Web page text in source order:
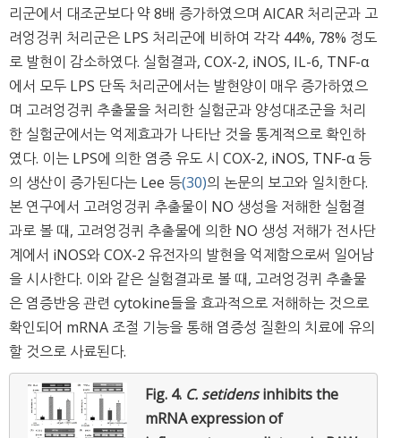
리군에서 대조군보다 약 8배 증가하였으며 AICAR 처리군과 고
려엉겅퀴 처리군은 LPS 처리군에 비하여 각각 44%, 78% 정도
로 발현이 감소하였다. 실험결과, COX-2, iNOS, IL-6, TNF-α
에서 모두 LPS 단독 처리군에서는 발현양이 매우 증가하였으
며 고려엉겅퀴 추출물을 처리한 실험군과 양성대조군을 처리
한 실험군에서는 억제효과가 나타난 것을 통계적으로 확인하
였다. 이는 LPS에 의한 염증 유도 시 COX-2, iNOS, TNF-α 등
의 생산이 증가된다는 Lee 등(30)의 논문의 보고와 일치한다.
본 연구에서 고려엉겅퀴 추출물이 NO 생성을 저해한 실험결
과로 볼 때, 고려엉겅퀴 추출물에 의한 NO 생성 저해가 전사단
계에서 iNOS와 COX-2 유전자의 발현을 억제함으로써 일어남
을 시사한다. 이와 같은 실험결과로 볼 때, 고려엉겅퀴 추출물
은 염증반응 관련 cytokine들을 효과적으로 저해하는 것으로
확인되어 mRNA 조절 기능을 통해 염증성 질환의 치료에 유의
할 것으로 사료된다.
Fig. 4. C. setidensinhibits the
mRNA expression of